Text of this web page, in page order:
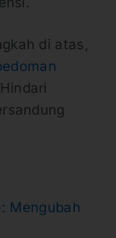
di atas,
Mengubah